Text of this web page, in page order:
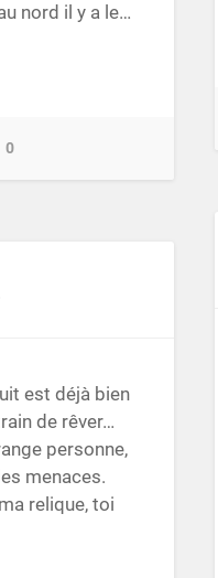
nord il y a le…
0
est déjà bien
de rêver…
personne,
menaces.
relique, toi